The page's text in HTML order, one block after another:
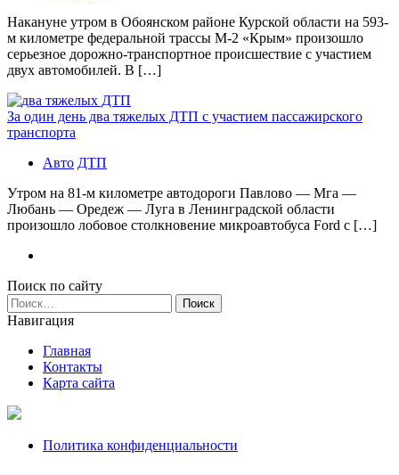
Накануне утром в Обоянском районе Курской области на 593-
м километре федеральной трассы М-2 «Крым» произошло
серьезное дорожно-транспортное происшествие с участием
двух автомобилей. В […]
За один день два тяжелых ДТП с участием пассажирского
транспорта
Авто ДТП
Утром на 81-м километре автодороги Павлово — Мга —
Любань — Оредеж — Луга в Ленинградской области
произошло лобовое столкновение микроавтобуса Ford с […]
Поиск по сайту
Найти:
Навигация
Главная
Контакты
Карта сайта
Политика конфиденциальности